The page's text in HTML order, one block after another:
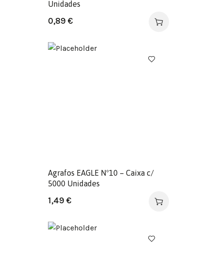
Unidades
0,89 €
Agrafos EAGLE Nº10 – Caixa c/
5000 Unidades
1,49 €